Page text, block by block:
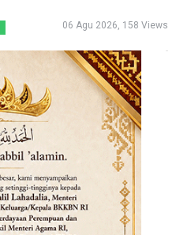
06 Agu 2026, 158 Views